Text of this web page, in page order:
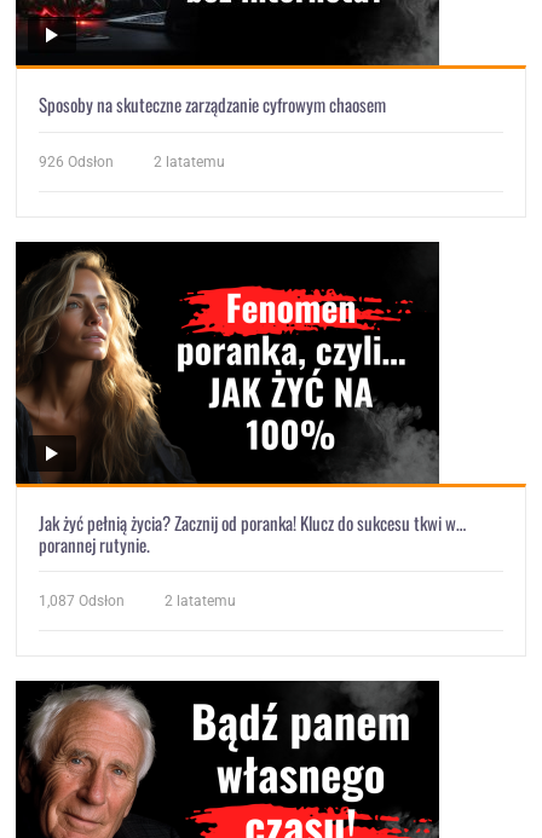
Sposoby na skuteczne zarządzanie cyfrowym chaosem
926 Odsłon 2 latatemu
Jak żyć pełnią życia? Zacznij od poranka! Klucz do sukcesu tkwi w…
porannej rutynie.
1,087 Odsłon 2 latatemu